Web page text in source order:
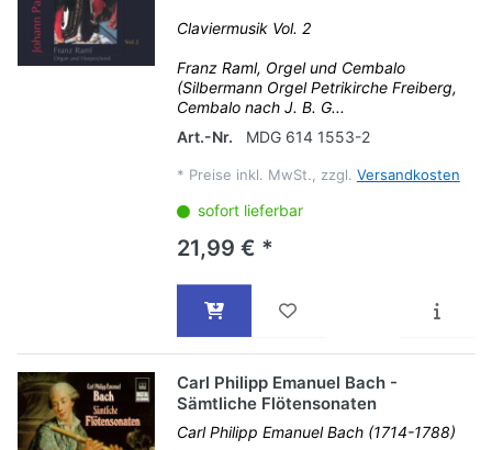
Claviermusik Vol. 2
Franz Raml, Orgel und Cembalo
(Silbermann Orgel Petrikirche Freiberg,
Cembalo nach J. B. G...
Art.-Nr.
MDG 614 1553-2
* Preise inkl. MwSt., zzgl. Versandkosten
sofort lieferbar
21,99 € *
Carl Philipp Emanuel Bach -
Sämtliche Flötensonaten
Carl Philipp Emanuel Bach (1714-1788)